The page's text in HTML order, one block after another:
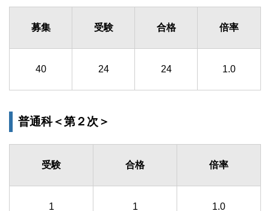
募集 受験 合格 倍率
40 24 24 1.0
普通科＜第２次＞
受験 合格 倍率
1 1 1.0